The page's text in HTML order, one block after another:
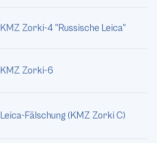
KMZ Zorki-4 "Russische Leica"
KMZ Zorki-6
Leica-Fälschung (KMZ Zorki C)